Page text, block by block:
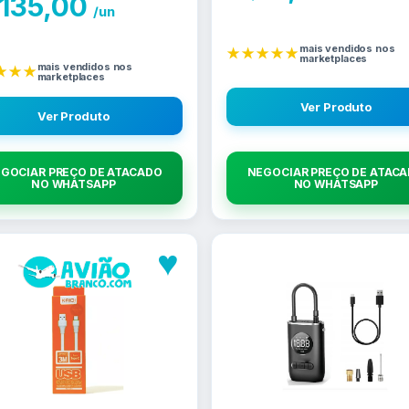
/un
mais vendidos nos
marketplaces
Ver Produto
PREÇO DE ATACADO
NO WHATSAPP
★★★★★mais vendidos nos
marketplaces
Ver Produto
NEGOCIAR PREÇO DE
NO WHATSAPP
♥